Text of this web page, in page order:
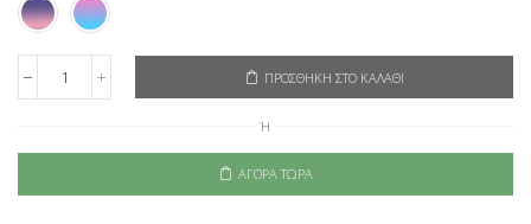
EyeLevel
Ηλίου
ποσότητα
ΠΡΟΣΘΉΚΗ ΣΤΟ ΚΑΛΆΘΙ
Ή
ΑΓΟΡΆ ΤΏΡΑ